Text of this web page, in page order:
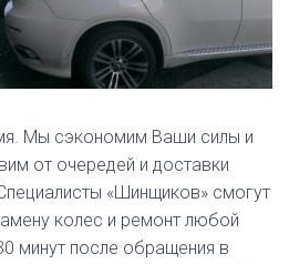
Мы сэкономим Ваши силы и
от очередей и доставки
«Шинщиков» смогут
колес и ремонт любой
минут после обращения в